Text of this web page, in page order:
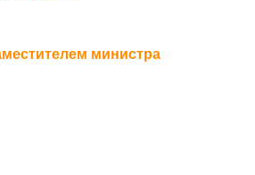
министра